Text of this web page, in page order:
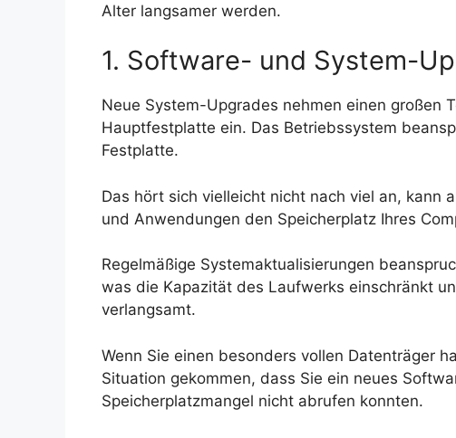
Alter langsamer werden.
1. Software- und System-
Neue System-Upgrades nehmen einen großen
Hauptfestplatte ein. Das Betriebssystem
Festplatte.
Das hört sich vielleicht nicht nach viel an, kann
und Anwendungen den Speicherplatz Ihres
Regelmäßige Systemaktualisierungen
was die Kapazität des Laufwerks einschränkt
verlangsamt.
Wenn Sie einen besonders vollen Datenträger
Situation gekommen, dass Sie ein neues
Speicherplatzmangel nicht abrufen konnten.